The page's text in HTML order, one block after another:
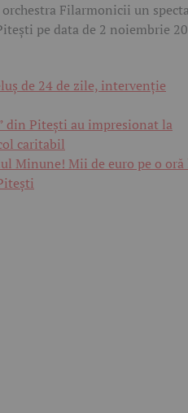
Filarmonicii un
pe data de 2 noiembrie
de 24 de zile, intervenție
din Pitești au impresionat la
caritabil
Minune! Mii de euro pe o oră